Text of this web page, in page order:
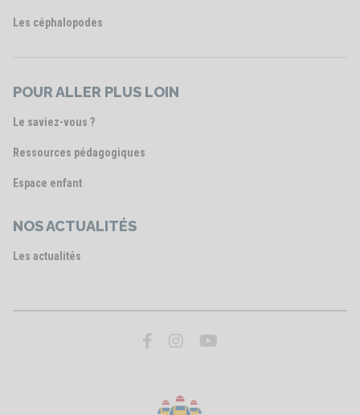
Les céphalopodes
POUR ALLER PLUS LOIN
Le saviez-vous ?
Ressources pédagogiques
Espace enfant
NOS ACTUALITÉS
Les actualités